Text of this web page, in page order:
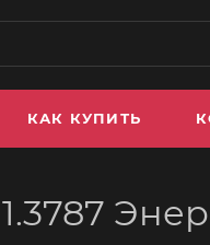
КАК КУПИТЬ